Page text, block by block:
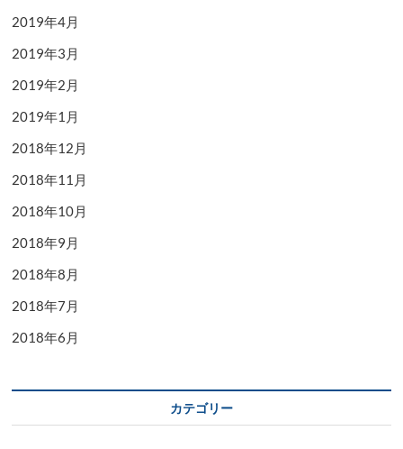
2019年4月
2019年3月
2019年2月
2019年1月
2018年12月
2018年11月
2018年10月
2018年9月
2018年8月
2018年7月
2018年6月
カテゴリー